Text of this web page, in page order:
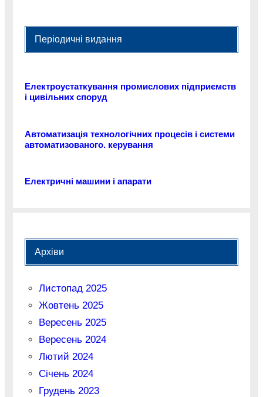
Періодичні видання
Електроустаткування промислових підприємств
і цивільних споруд
Автоматизація технологічних процесів і системи
автоматизованого. керування
Електричні машини і апарати
Архіви
Листопад 2025
Жовтень 2025
Вересень 2025
Вересень 2024
Лютий 2024
Січень 2024
Грудень 2023